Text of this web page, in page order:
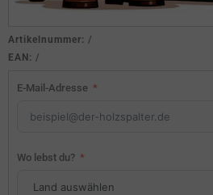
Artikelnummer: /
EAN: /
E-Mail-Adresse
Wo lebst du?